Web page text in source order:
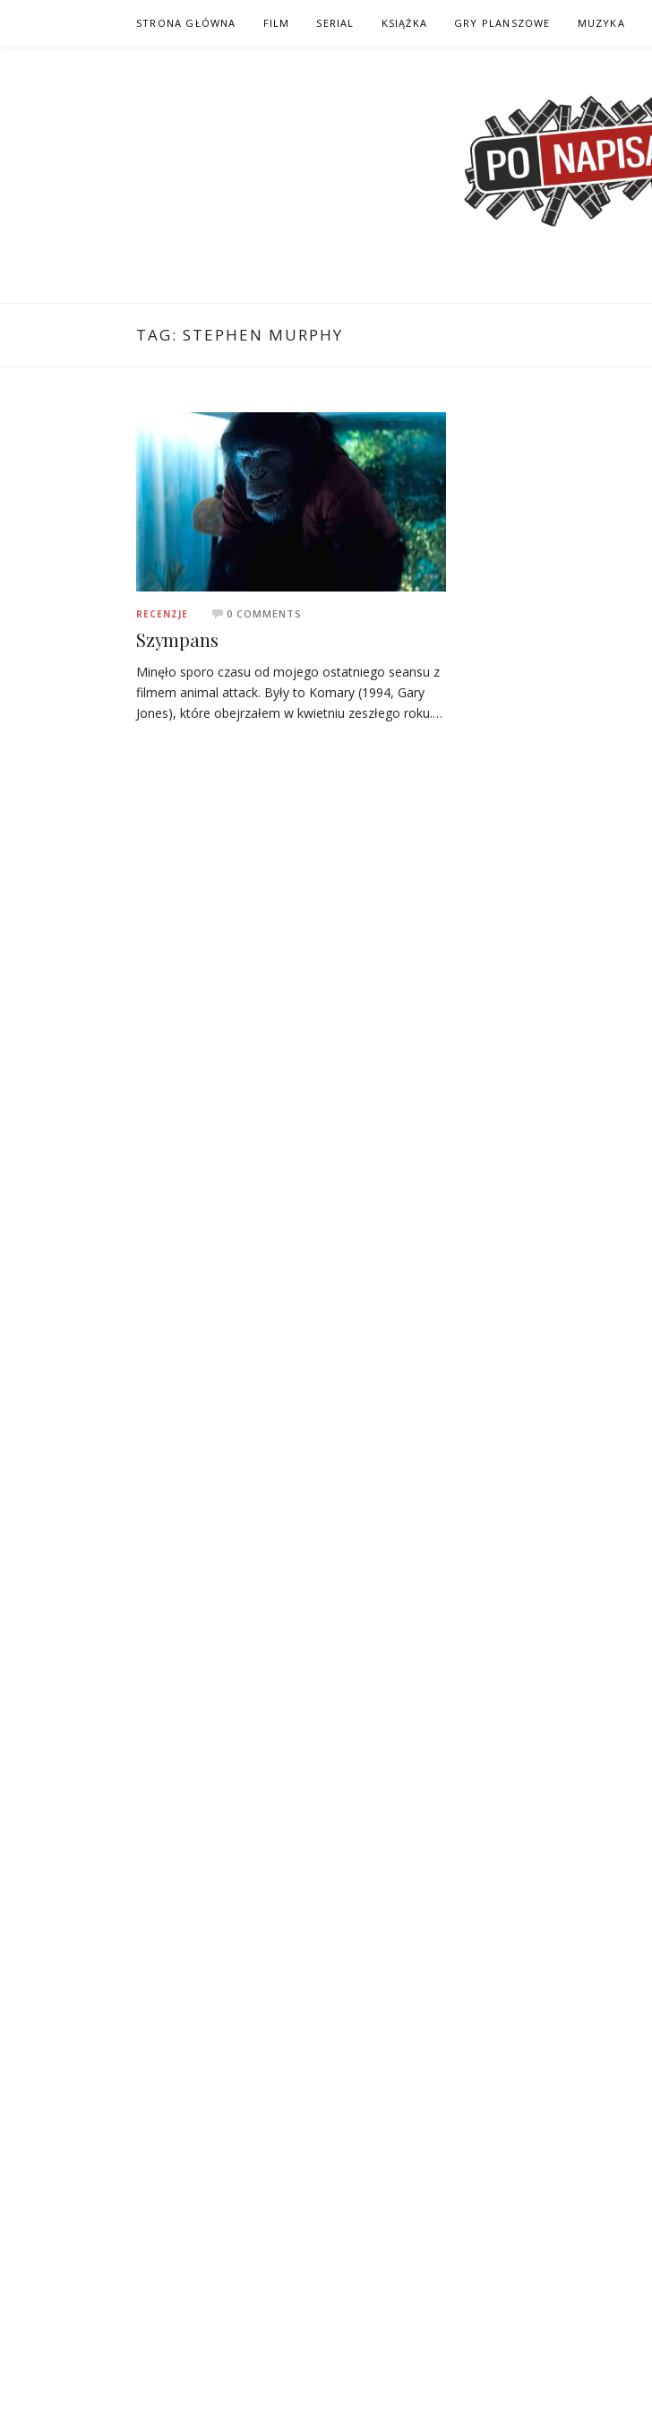
STRONA GŁÓWNA FILM SERIAL KSIĄŻKA GRY PLANSZOWE MUZYKA
TAG: STEPHEN MURPHY
RECENZJE 0 COMMENTS
Szympans
Minęło sporo czasu od mojego ostatniego seansu z
filmem animal attack. Były to Komary (1994, Gary
Jones), które obejrzałem w kwietniu zeszłego roku.…